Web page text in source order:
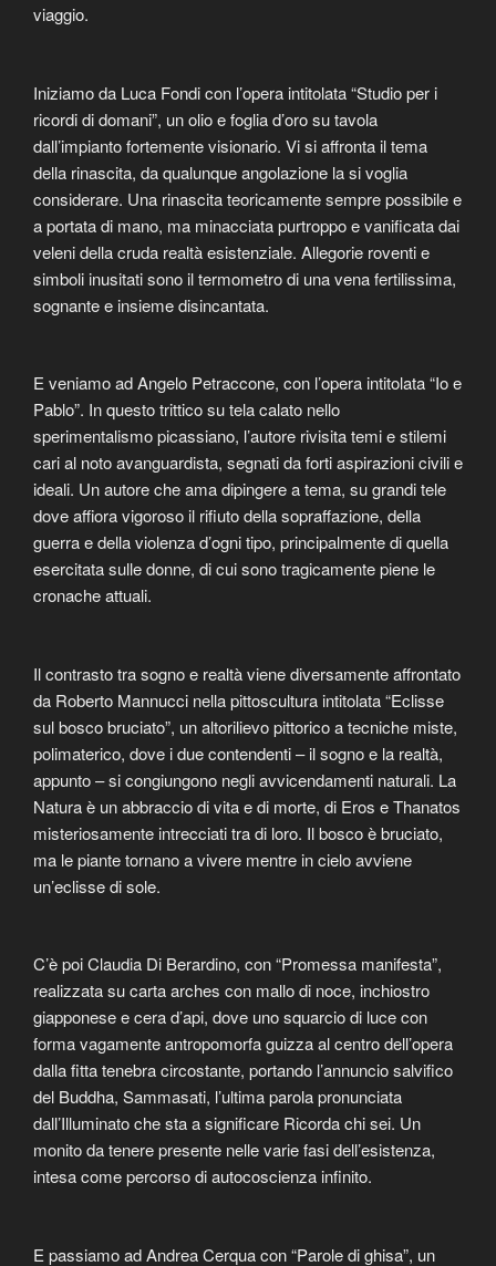
viaggio.
Iniziamo da Luca Fondi con l’opera intitolata “Studio per i
ricordi di domani”, un olio e foglia d’oro su tavola
dall’impianto fortemente visionario. Vi si affronta il tema
della rinascita, da qualunque angolazione la si voglia
considerare. Una rinascita teoricamente sempre possibile e
a portata di mano, ma minacciata purtroppo e vanificata dai
veleni della cruda realtà esistenziale. Allegorie roventi e
simboli inusitati sono il termometro di una vena fertilissima,
sognante e insieme disincantata.
E veniamo ad Angelo Petraccone, con l’opera intitolata “Io e
Pablo”. In questo trittico su tela calato nello
sperimentalismo picassiano, l’autore rivisita temi e stilemi
cari al noto avanguardista, segnati da forti aspirazioni civili e
ideali. Un autore che ama dipingere a tema, su grandi tele
dove affiora vigoroso il rifiuto della sopraffazione, della
guerra e della violenza d’ogni tipo, principalmente di quella
esercitata sulle donne, di cui sono tragicamente piene le
cronache attuali.
Il contrasto tra sogno e realtà viene diversamente affrontato
da Roberto Mannucci nella pittoscultura intitolata “Eclisse
sul bosco bruciato”, un altorilievo pittorico a tecniche miste,
polimaterico, dove i due contendenti – il sogno e la realtà,
appunto – si congiungono negli avvicendamenti naturali. La
Natura è un abbraccio di vita e di morte, di Eros e Thanatos
misteriosamente intrecciati tra di loro. Il bosco è bruciato,
ma le piante tornano a vivere mentre in cielo avviene
un’eclisse di sole.
C’è poi Claudia Di Berardino, con “Promessa manifesta”,
realizzata su carta arches con mallo di noce, inchiostro
giapponese e cera d’api, dove uno squarcio di luce con
forma vagamente antropomorfa guizza al centro dell’opera
dalla fitta tenebra circostante, portando l’annuncio salvifico
del Buddha, Sammasati, l’ultima parola pronunciata
dall’Illuminato che sta a significare Ricorda chi sei. Un
monito da tenere presente nelle varie fasi dell’esistenza,
intesa come percorso di autocoscienza infinito.
E passiamo ad Andrea Cerqua con “Parole di ghisa”, un